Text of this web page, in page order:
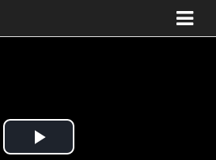
Play